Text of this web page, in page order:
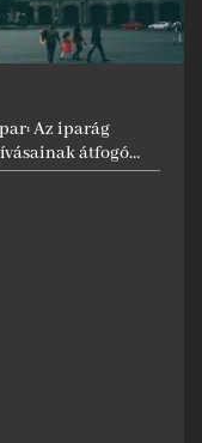
Az iparág
átfogó